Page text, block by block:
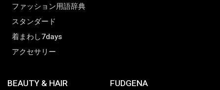
ファッション用語辞典
スタンダード
着まわし7days
アクセサリー
BEAUTY & HAIR FUDGENA